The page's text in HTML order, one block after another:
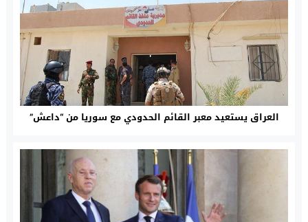
العراق يستعيد معبر القائم الحدودي مع سوريا من “داعش”